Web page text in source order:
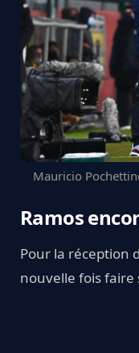
Mauricio
Ramos
Pour la réception
nouvelle fois faire